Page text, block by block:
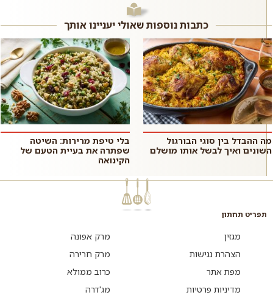
בכל יום אחר בשנה אתם תהנו
מהלב...
כתבות נוספות שאולי יעניינו אותך
מה ההבדל בין סוגי הבורגול
השונים ואיך לבשל אותו מושלם
בלי טיפת מרירות: השיטה
שפתרה את בעיית הטעם של
הקינואה
תפריט תחתון
מגזין
הצהרת נגישות
מפת אתר
מדיניות פרטיות
מרק אפונה
מרק חרירה
כרוב ממולא
מג'דרה